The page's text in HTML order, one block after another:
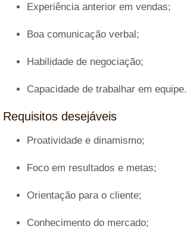
Experiência anterior em vendas;
Boa comunicação verbal;
Habilidade de negociação;
Capacidade de trabalhar em equipe.
Requisitos desejáveis
Proatividade e dinamismo;
Foco em resultados e metas;
Orientação para o cliente;
Conhecimento do mercado;